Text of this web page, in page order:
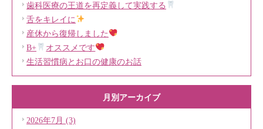
歯科医療の王道を再定義して実践する
舌をキレイに
産休から復帰しました
B+
オススメです
生活習慣病とお口の健康のお話
月別アーカイブ
2026年7月 (3)